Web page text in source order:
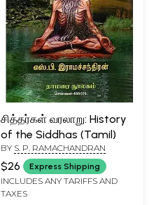
சித்தர்கள் வரலாறு: History
of the Siddhas (Tamil)
BY S. P. RAMACHANDRAN
$26 Express Shipping
INCLUDES ANY TARIFFS AND
TAXES